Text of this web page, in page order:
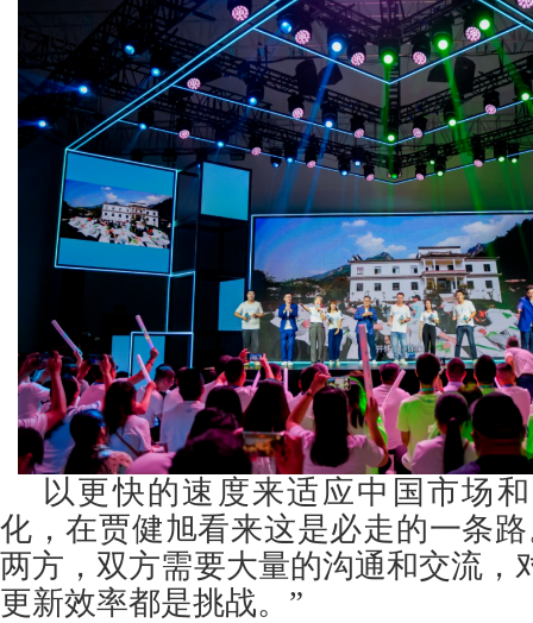
以更快的速度来适应中国市场
化，在贾健旭看来这是必走的一条
两方，双方需要大量的沟通和交流，
更新效率都是挑战。”